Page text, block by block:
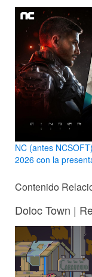
NC (antes
2026 con la
Contenido
Doloc Town |